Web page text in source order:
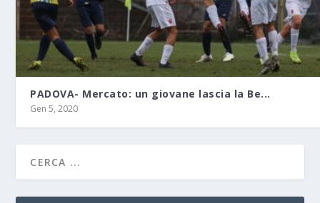
PADOVA- Mercato: un giovane lascia la Be...
Gen 5, 2020